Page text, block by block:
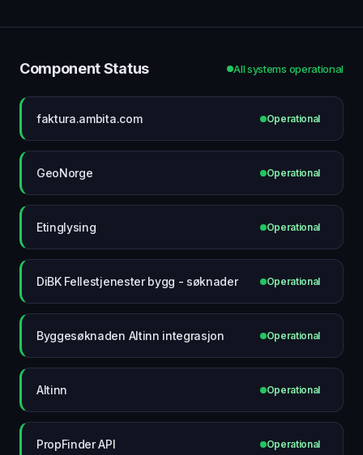
Component Status All systems operational
faktura.ambita.com Operational
GeoNorge Operational
Etinglysing Operational
DiBK Fellestjenester bygg - søknader Operational
Byggesøknaden Altinn integrasjon Operational
Altinn Operational
PropFinder API Operational